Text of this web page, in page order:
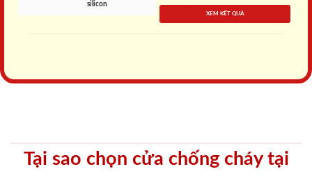
silicon
XEM KẾT QUẢ
Tại sao chọn cửa chống cháy tại